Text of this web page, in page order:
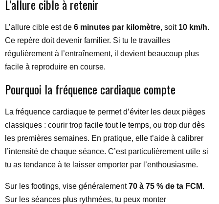
L’allure cible à retenir
L’allure cible est de 6 minutes par kilomètre, soit 10 km/h.
Ce repère doit devenir familier. Si tu le travailles
régulièrement à l’entraînement, il devient beaucoup plus
facile à reproduire en course.
Pourquoi la fréquence cardiaque compte
La fréquence cardiaque te permet d’éviter les deux pièges
classiques : courir trop facile tout le temps, ou trop dur dès
les premières semaines. En pratique, elle t’aide à calibrer
l’intensité de chaque séance. C’est particulièrement utile si
tu as tendance à te laisser emporter par l’enthousiasme.
Sur les footings, vise généralement70 à 75 % de ta FCM.
Sur les séances plus rythmées, tu peux monter